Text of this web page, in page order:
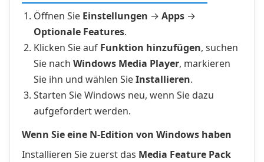
Öffnen Sie Einstellungen → Apps →
Optionale Features.
Klicken Sie auf Funktion hinzufügen, suchen
Sie nach Windows Media Player, markieren
Sie ihn und wählen SieInstallieren.
Starten Sie Windows neu, wenn Sie dazu
aufgefordert werden.
Wenn Sie eine N-Edition von Windows haben
Installieren Sie zuerst das Media Feature Pack